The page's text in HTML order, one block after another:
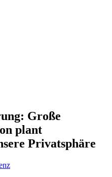
Große
plant
Privatsphäre